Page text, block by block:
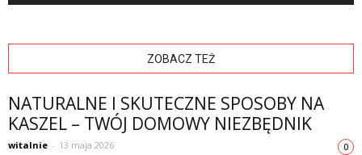
ZOBACZ TEŻ
NATURALNE I SKUTECZNE SPOSOBY NA
KASZEL – TWÓJ DOMOWY NIEZBĘDNIK
witalnie - 13 maja 2026 0